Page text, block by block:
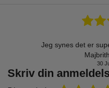
Skriv din
Jeg synes det er
30